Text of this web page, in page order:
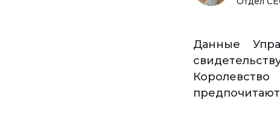
Данные